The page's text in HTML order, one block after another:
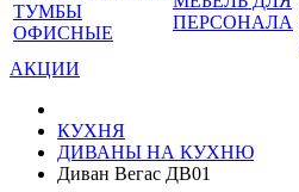
ТУМБЫ
ОФИСНЫЕ
ПЕРСОНАЛА
АКЦИИ
КУХНЯ
ДИВАНЫ НА КУХНЮ
Диван Вегас ДВ01